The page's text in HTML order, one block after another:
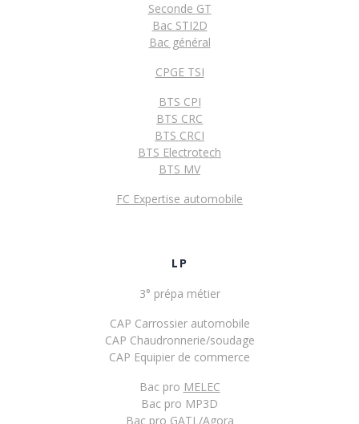
Seconde GT
Bac STI2D
Bac général
CPGE TSI
BTS CPI
BTS CRC
BTS CRCI
BTS Electrotech
BTS MV
FC Expertise automobile
LP
3° prépa métier
CAP Carrossier automobile
CAP Chaudronnerie/soudage
CAP Equipier de commerce
Bac pro MELEC
Bac pro MP3D
Bac pro GATL /Agora